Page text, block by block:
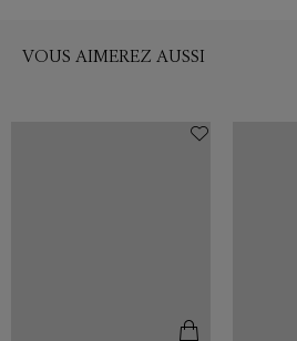
VOUS AIMEREZ AUSSI